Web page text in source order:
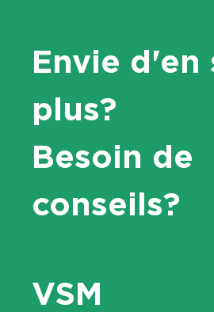
Envie d'en
plus?
Besoin de
conseils?
VSM